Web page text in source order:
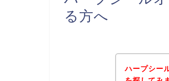
る方へ
ハープシー